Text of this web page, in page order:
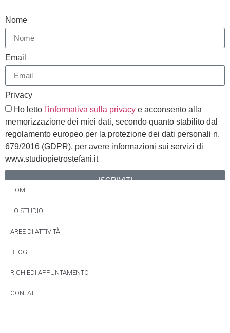
Nome
Email
Privacy
Ho letto l'informativa sulla privacy e acconsento alla
memorizzazione dei miei dati, secondo quanto stabilito dal
regolamento europeo per la protezione dei dati personali n.
679/2016 (GDPR), per avere informazioni sui servizi di
www.studiopietrostefani.it
ISCRIVITI
HOME
LO STUDIO
AREE DI ATTIVITÀ
BLOG
RICHIEDI APPUNTAMENTO
CONTATTI